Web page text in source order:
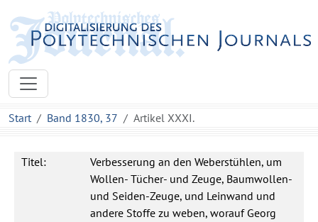
Start Band 1830, 37 Artikel XXXI.
Titel:
Verbesserung an den Weberstühlen, um
Wollen- Tücher- und Zeuge, Baumwollen-
und Seiden-Zeuge, und Leinwand und
andere Stoffe zu weben, worauf Georg